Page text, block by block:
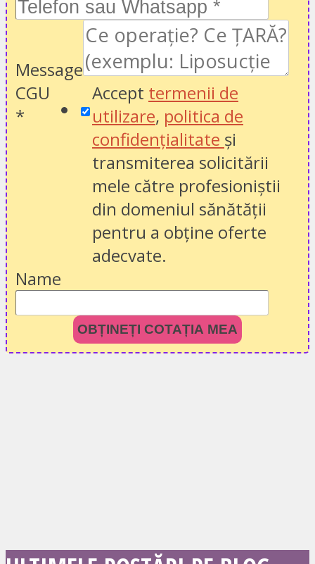
Message
CGU
*
Accept termenii de
utilizare, politica de
confidențialitate și
transmiterea solicitării
mele către profesioniștii
din domeniul sănătății
pentru a obține oferte
adecvate.
Name
OBȚINEȚI COTAȚIA MEA